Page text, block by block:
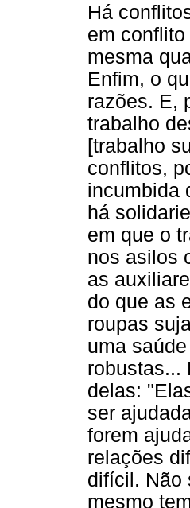
Há
em
mesma
Enfim, o
razões. E,
trabalho
[trabalho
conflitos,
incumbida
há
em que o
nos asilos
as
do que as
roupas
uma
robustas...
delas:
ser
forem
relações
difícil. Não
mesmo